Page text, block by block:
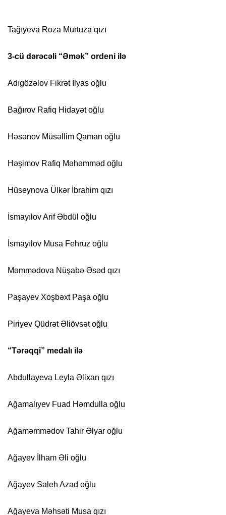
Tağıyeva Roza Murtuza qızı
3-cü dərəcəli “Əmək” ordeni ilə
Adıgözəlov Fikrət İlyas oğlu
Bağırov Rafiq Hidayət oğlu
Həsənov Müsəllim Qaman oğlu
Həşimov Rafiq Məhəmməd oğlu
Hüseynova Ülkər İbrahim qızı
İsmayılov Arif Əbdül oğlu
İsmayılov Musa Fehruz oğlu
Məmmədova Nüşabə Əsəd qızı
Paşayev Xoşbəxt Paşa oğlu
Piriyev Qüdrət Əliövsət oğlu
“Tərəqqi” medalı ilə
Abdullayeva Leyla Əlixan qızı
Ağamalıyev Fuad Həmdulla oğlu
Ağaməmmədov Tahir Əlyar oğlu
Ağayev İlham Əli oğlu
Ağayev Saleh Azad oğlu
Ağayeva Məhsəti Musa qızı